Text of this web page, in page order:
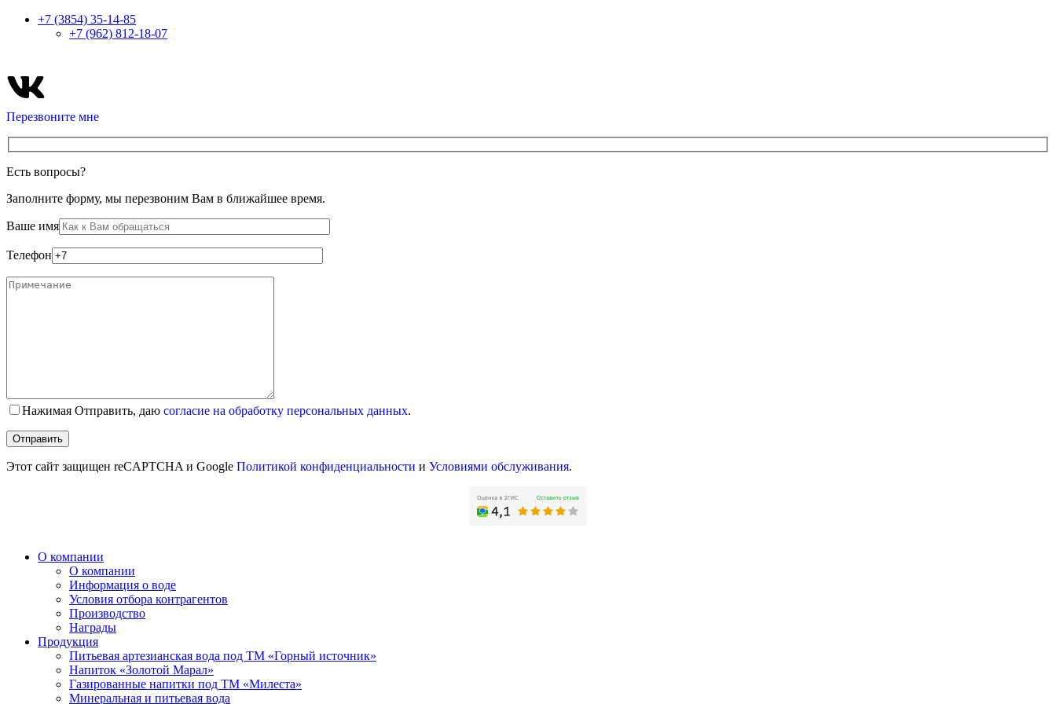
+7 (3854) 35-14-85
+7 (962) 812-18-07
Перезвоните мне
Есть вопросы?
Заполните форму, мы перезвоним Вам в ближайшее время.
Ваше имя
Телефон
Нажимая Отправить, даю согласие на обработку персональных данных.
Этот сайт защищен reCAPTCHA и Google Политикой конфиденциальности и Условиями обслуживания.
О компании
О компании
Информация о воде
Условия отбора контрагентов
Производство
Награды
Продукция
Питьевая артезианская вода под ТМ «Горный источник»
Напиток «Золотой Марал»
Газированные напитки под ТМ «Милеста»
Минеральная и питьевая вода